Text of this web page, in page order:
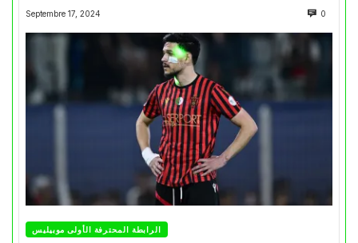
Septembre 17, 2024 0
الرابطة المحترفة الأولى موبيليس